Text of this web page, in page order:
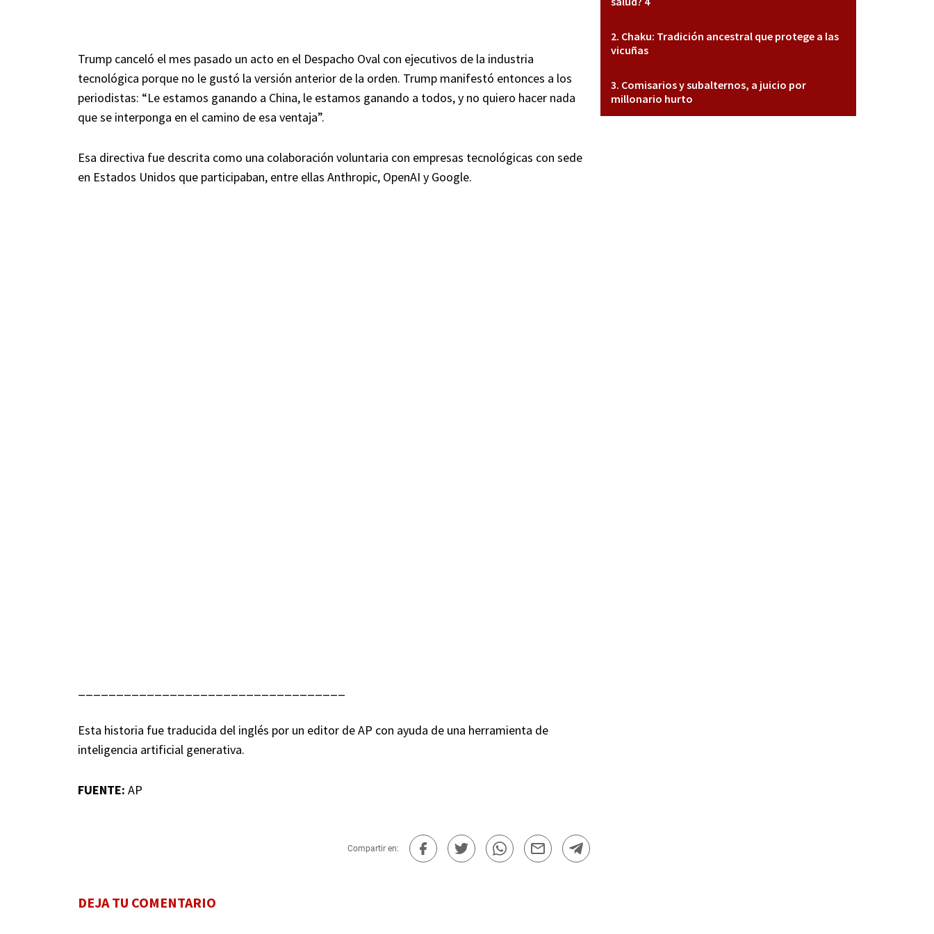
Trump canceló el mes pasado un acto en el Despacho Oval con ejecutivos de la industria
tecnológica porque no le gustó la versión anterior de la orden. Trump manifestó entonces a los
periodistas: “Le estamos ganando a China, le estamos ganando a todos, y no quiero hacer nada
que se interponga en el camino de esa ventaja”.
Esa directiva fue descrita como una colaboración voluntaria con empresas tecnológicas con sede
en Estados Unidos que participaban, entre ellas Anthropic, OpenAI y Google.
Esta historia fue traducida del inglés por un editor de AP con ayuda de una herramienta de
inteligencia artificial generativa.
FUENTE: AP
Compartir en:
DEJA TU COMENTARIO
Chaku: Tradición ancestral que protege a las
vicuñas
Comisarios y subalternos, a juicio por
millonario hurto